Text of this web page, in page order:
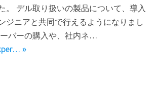
。 デル取り扱いの製品について、導入
ジニアと共同で行えるようになりまし
バーの購入や、社内ネ…
»